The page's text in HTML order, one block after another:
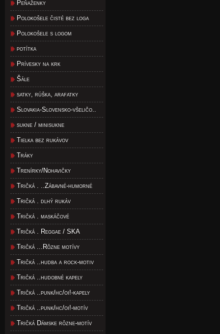
Peňaženky
Polokošele čisté bez loga
Polokošele s logom
potítka
Prívesky na krk
Šále
satky, rúška, arafatky
Slovakia-Slovensko-všeličo..
sukne / minisukne
Tielka bez rukávov
Tráky
Trenírky/Nohavičky
Tričká . ..Zábavné-humorné
Tričká . dlhý rukáv
Tričká . maskáčové
Tričká . Reggae / SKA
Tričká ...Rôzne motívy
Tričká ..hudba a rock-motiv
Tričká ..hudobné kapely
Tričká ..punk/hc/oi!-kapely
Tričká ..punk/hc/oi!-motív
Tričká Dámske rôzne-motív